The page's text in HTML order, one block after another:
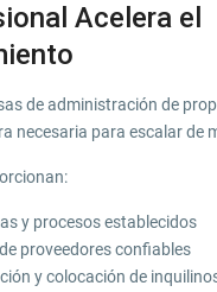
Acelera el
de administración de
necesaria para escalar de
y procesos establecidos
proveedores confiables
y colocación de